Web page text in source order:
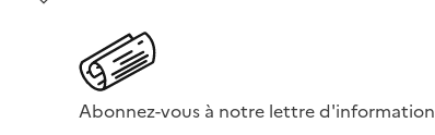
Abonnez-vous à notre lettre d'information